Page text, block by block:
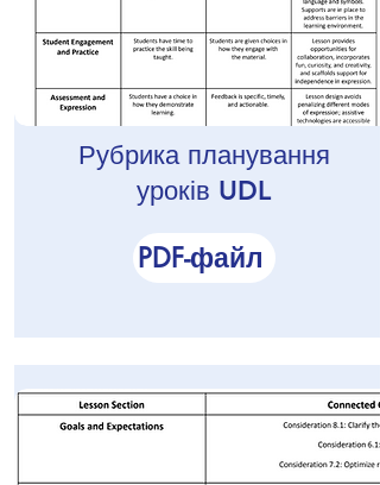
Рубрика планування
уроків UDL
PDF-файл